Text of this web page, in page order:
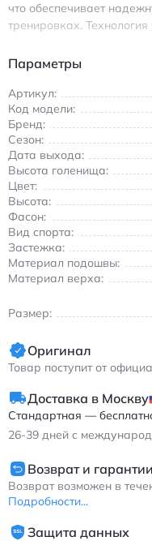
что обеспечивает
тренировках.
FlyteFoam Propel
асфальте и беговых
пробежек благодаря
форме. Подходят для
благодаря умеренной
женские кроссовки для
поддержкой стопы
Параметры
Артикул:
Код модели:
Бренд:
Сезон:
Дата выхода:
Высота голенища:
Цвет:
Высота:
Фасон:
Вид спорта:
Застежка:
Материал подошвы:
Материал верха:
Размер:
Оригинал
Товар поступит от
Доставка в Москву
Стандартная —
26-39 дней с
Возврат и гарантии
Возврат возможен в
Подробности...
Защита данных